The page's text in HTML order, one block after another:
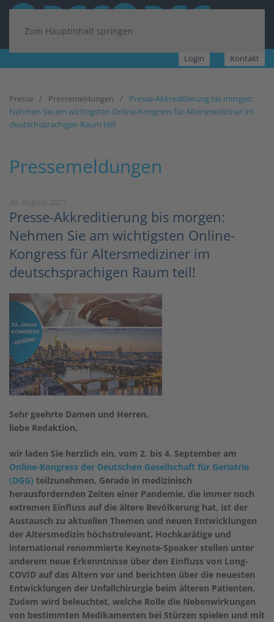
Zum Hauptinhalt springen
Login Kontakt
Presse Pressemeldungen
Presse-Akkreditierung bis morgen:
Nehmen Sie am wichtigsten Online-Kongress für Altersmediziner im
deutschsprachigen Raum teil!
Pressemeldungen
Presse-Akkreditierung bis morgen:
Nehmen Sie am wichtigsten Online-
Kongress für Altersmediziner im
deutschsprachigen Raum teil!
Sehr geehrte Damen und Herren,
liebe Redaktion,
wir laden Sie herzlich ein, vom 2. bis 4. September am
Online-Kongress der Deutschen Gesellschaft für Geriatrie
(DGG) teilzunehmen. Gerade in medizinisch
herausfordernden Zeiten einer Pandemie, die immer noch
extremen Einfluss auf die ältere Bevölkerung hat, ist der
Austausch zu aktuellen Themen und neuen Entwicklungen
der Altersmedizin höchstrelevant. Hochkarätige und
international renommierte Keynote-Speaker stellen unter
anderem neue Erkenntnisse über den Einfluss von Long-
COVID auf das Altern vor und berichten über die neuesten
Entwicklungen der Unfallchirurgie beim älteren Patienten.
Zudem wird beleuchtet, welche Rolle die Nebenwirkungen
von bestimmten Medikamenten bei Stürzen spielen und mit